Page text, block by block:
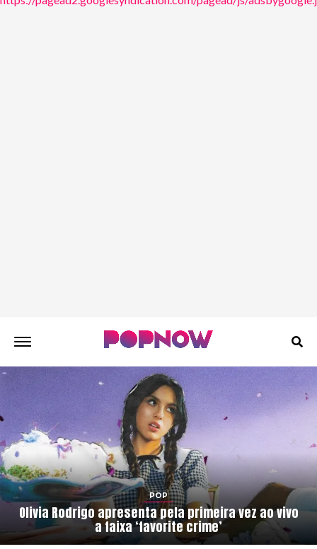
POP
Olivia Rodrigo apresenta pela primeira vez ao vivo
a faixa ‘favorite crime’